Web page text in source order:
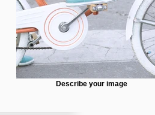
Describe your image